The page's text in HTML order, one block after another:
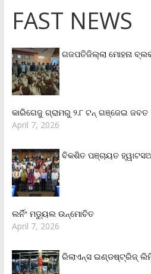
FAST NEWS
ଗଜପତିଜିଲ୍ଲା ମୋହନା
କାରିଗେଜୁ ଗ୍ରାମରୁ ୨.୮ ଟନ୍ ଗଞ୍ଜେଇ ଜବତ
April 7, 2026
ବିକଶିତ ପଞ୍ଚାୟତ
ଲର୍ନିଂ ମଡ୍ୟୁଲ ଉନ୍ମୋଚିତ
April 7, 2026
ରିଲାଏନ୍‌ସ ଇଣ୍ଡଷ୍ଟ୍ରିଜ୍